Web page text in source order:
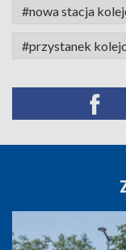
#nowa stacja
#przystanek